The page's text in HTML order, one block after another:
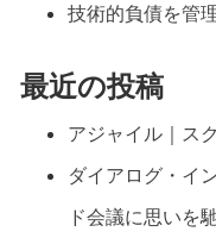
技術的負債を管
最近の投稿
アジャイル｜ス
ダイアログ・イ
ド会議に思いを